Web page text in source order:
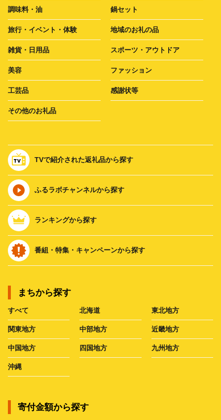
調味料・油 鍋セット
旅行・イベント・体験 地域のお礼の品
雑貨・日用品 スポーツ・アウトドア
美容 ファッション
工芸品 感謝状等
その他のお礼品
TVで紹介された返礼品から探す
ふるラボチャンネルから探す
ランキングから探す
番組・特集・キャンペーンから探す
まちから探す
すべて 北海道 東北地方
関東地方 中部地方 近畿地方
中国地方 四国地方 九州地方
沖縄
寄付金額から探す